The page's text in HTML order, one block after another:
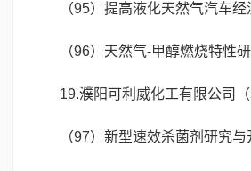
（95）提高液化天然气汽车
（96）天然气-甲醇燃烧特性
19.濮阳可利威化工有限公司（
（97）新型速效杀菌剂研究与